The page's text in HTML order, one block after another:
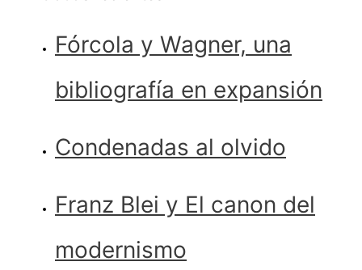
Fórcola y Wagner, una
bibliografía en expansión
Condenadas al olvido
Franz Blei y El canon del
modernismo